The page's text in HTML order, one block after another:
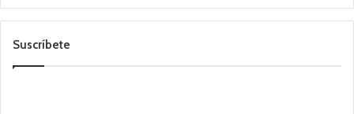
Suscríbete